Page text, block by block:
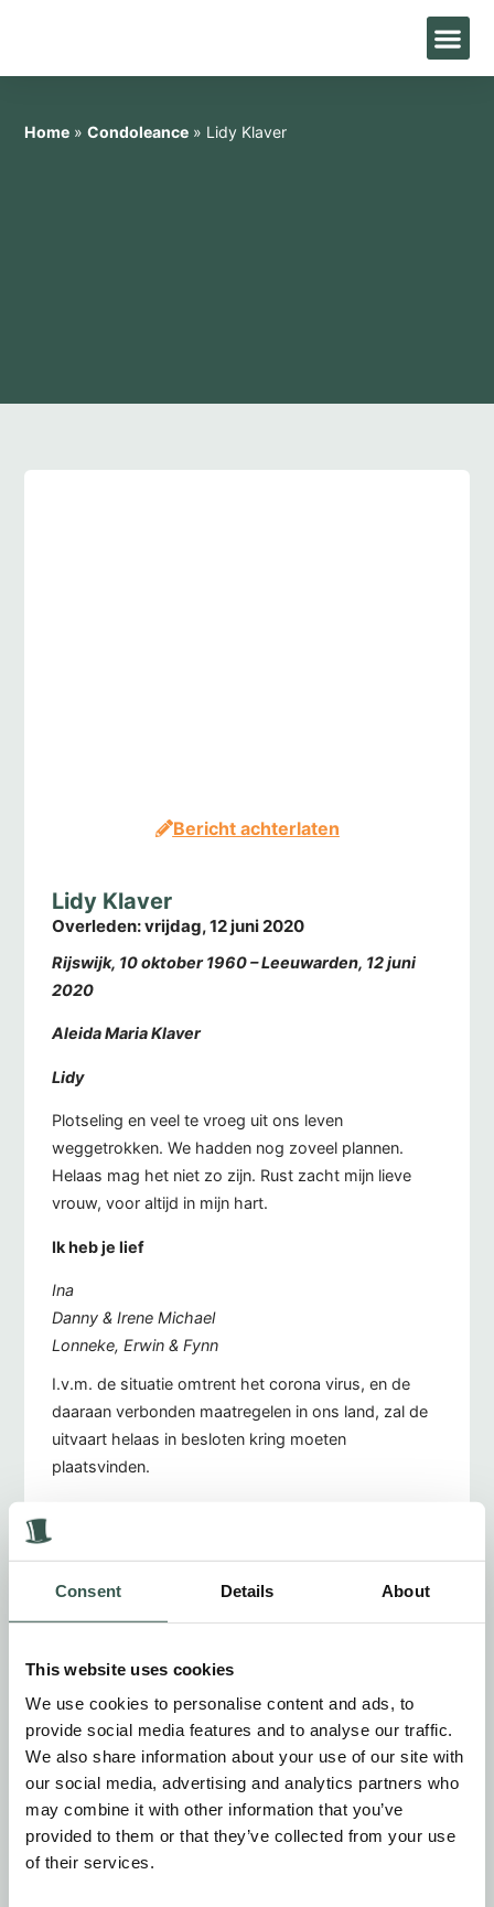
Consent Details About
This website uses cookies
We use cookies to personalise content and ads, to
provide social media features and to analyse our traffic.
We also share information about your use of our site with
our social media, advertising and analytics partners who
may combine it with other information that you’ve
provided to them or that they’ve collected from your use
of their services.
Home »Condoleance » Lidy Klaver
Bericht achterlaten
Lidy Klaver
Overleden:vrijdag, 12 juni 2020
Rijswijk, 10 oktober 1960 – Leeuwarden, 12 juni
2020
Aleida Maria Klaver
Lidy
Plotseling en veel te vroeg uit ons leven
weggetrokken. We hadden nog zoveel plannen.
Helaas mag het niet zo zijn. Rust zacht mijn lieve
vrouw, voor altijd in mijn hart.
Ik heb je lief
Ina
Danny & Irene Michael
Lonneke, Erwin & Fynn
I.v.m. de situatie omtrent het corona virus, en de
daaraan verbonden maatregelen in ons land, zal de
uitvaart helaas in besloten kring moeten
plaatsvinden.
lezen.
Bericht achterlaten
Naam*